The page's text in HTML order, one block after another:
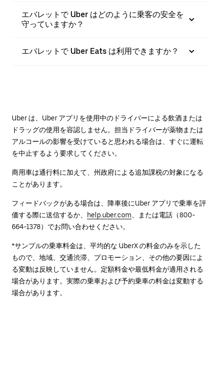
エバレットで Uber はどのように乗客の安全を
守っていますか？
エバレットで Uber Eats は利用できますか？
Uber は、Uber アプリを使用中のドライバーによる飲酒または
ドラッグの使用を容認しません。担当ドライバーが薬物または
アルコールの影響を受けていると思われる場合は、すぐに運転
を中止するよう要求してください。
商用車は通行料に加えて、州政府による追加課税の対象になる
ことがあります。
フィードバックがある場合は、降車後に⁠Uber アプリで乗車を評
価する際に送信するか、
help.uber.com 、または電話（800-
664-1378）でお問い合わせください。
*サンプルの乗車料金は、平均的な UberX の料金のみを示した
もので、地域、交通渋滞、プロモーション、その他の要因によ
る変動は反映していません。定額料金や最低料金が適用される
場合があります。実際の乗車および予約乗車の料金は変動する
場合があります。